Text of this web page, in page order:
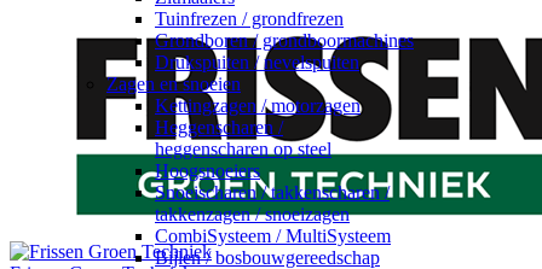
Tuinfrezen / grondfrezen
Grondboren / grondboormachines
Drukspuiten / nevelspuiten
Zagen en snoeien
Kettingzagen / motorzagen
Heggenscharen /
heggenscharen op steel
Hoogsnoeiers
Snoeischaren / takkenscharen /
takkenzagen / snoeizagen
CombiSysteem / MultiSysteem
Bijlen / bosbouwgereedschap